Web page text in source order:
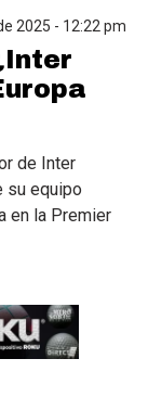
2025 - 12:22 pm
de Inter
su equipo
en la Premier